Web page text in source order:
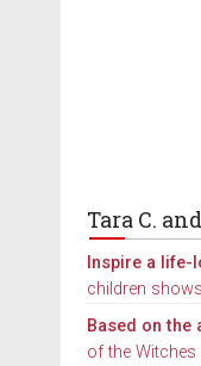
Tara C.
Inspire a life-
children
Based on the
of the